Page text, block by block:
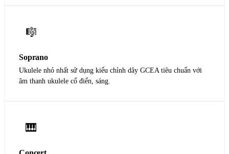
🎼
Soprano
Ukulele nhỏ nhất sử dụng kiểu chỉnh dây GCEA tiêu chuẩn với
âm thanh ukulele cổ điển, sáng.
🎹